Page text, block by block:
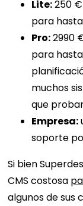
Lite:250
para
Pro:2990
para
muchos
que
Empresa:
soporte
Si bien
CMS costosa
algunos de sus